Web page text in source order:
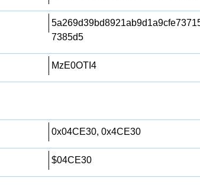
7385d5
MzE0OTI4
0x04CE30, 0x4CE30
$04CE30